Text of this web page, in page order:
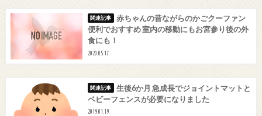
赤ちゃんの昔ながらのかごクーファン
便利でおすすめ 室内の移動にもお宮参り後の外
食にも！
2020.05.17
生後6か月 急成長でジョイントマットと
ベビーフェンスが必要になりました
2019.01.19